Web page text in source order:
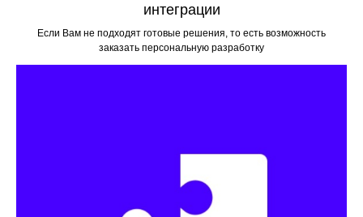
интеграции
Если Вам не подходят готовые решения, то есть возможность
заказать персональную разработку